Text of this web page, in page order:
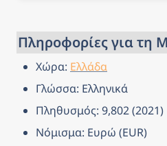
Πληροφορίες για τη
Χώρα: Ελλάδα
Γλώσσα: Ελληνικά
Πληθυσμός: 9,802 (2021)
Νόμισμα: Ευρώ (EUR)